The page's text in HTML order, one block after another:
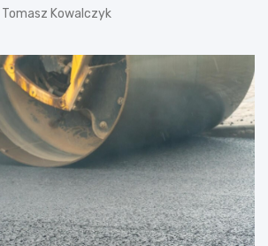
Tomasz Kowalczyk